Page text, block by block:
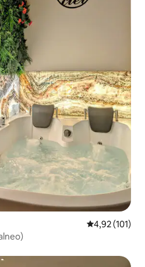
Gemiddelde
4,92 (101)